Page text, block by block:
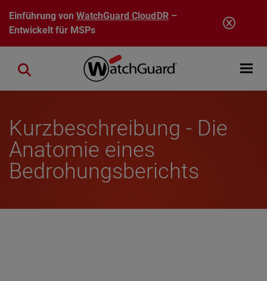
Direkt zum Inhalt
Einführung vonWatchGuard CloudDR–
Entwickelt für MSPs
Open
Close search
Kurzbeschreibung - Die
Anatomie eines
Bedrohungsberichts